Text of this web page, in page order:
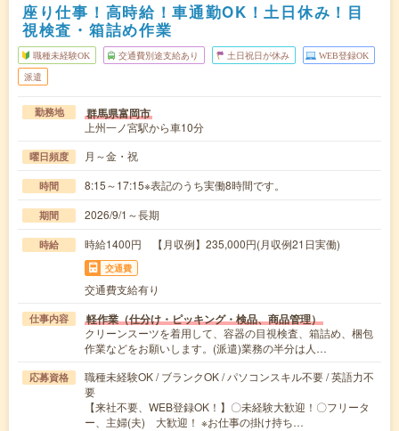
座り仕事！高時給！車通勤OK！土日休み！目
視検査・箱詰め作業
職種未経験OK 交通費別途支給あり 土日祝日が休み WEB登録OK
派遣
勤務地 群馬県富岡市
上州一ノ宮駅から車10分
曜日頻度 月～金・祝
時間 8:15～17:15※表記のうち実働8時間です。
期間 2026/9/1～長期
時給 時給1400円 【月収例】235,000円(月収例21日実働)
交通費
交通費支給有り
仕事内容 軽作業（仕分け・ピッキング・検品、商品管理）
クリーンスーツを着用して、容器の目視検査、箱詰め、梱包
作業などをお願いします。(派遣)業務の半分は人…
応募資格
職種未経験OK / ブランクOK / パソコンスキル不要 / 英語力不
要
【来社不要、WEB登録OK！】〇未経験大歓迎！〇フリータ
ー、主婦(夫) 大歓迎！ ※お仕事の掛け持ち…